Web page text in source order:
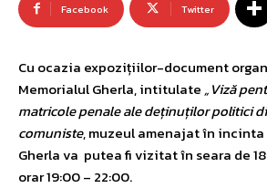
Facebook Twitter
Cu ocazia expozițiilor-document
Memorialul Gherla, intitulate„Viză
matricole penale ale deținuților politici
comuniste, muzeul amenajat în
Gherla va putea fi vizitat în seara de
orar 19:00 – 22:00.